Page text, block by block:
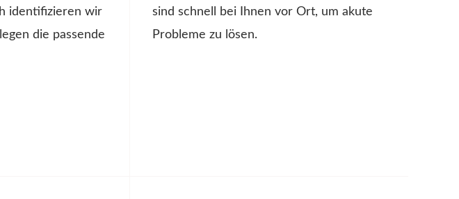
identifizieren wir
die passende
sind schnell bei Ihnen vor Ort, um akute
Probleme zu lösen.